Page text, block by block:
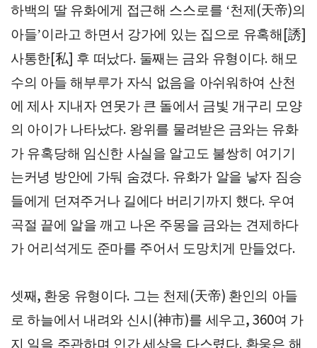
하백의 딸 유화에게 접근해 스스로를 ‘천제 (天帝)의
아들’이라고 하면서 강가에 있는 집으로 유혹해 誘
사통한 [私 후 떠났다. 둘째는 금와 유형이다.해모
수의 아들 해부루가 자식 없음을 아쉬워하여 산천
에 제사 지내자 연못가 큰 돌에서 금빛 개구리 모양
의 아이가 나타났다. 왕위를 물려받은 금와는 유화
가 유혹당해 임신한 사실을 알고도 불쌍히 여기기
는커녕 방안에 가둬 숨겼다. 유화가 알을 낳자 짐승
들에게 던져주거나 길에다 버리기까지 했다. 우여
곡절 끝에 알을 깨고 나온 주몽을 금와는 견제하다
가 어리석게도 준마를 주어서 도망치게 만들었다.
셋째, 환웅 유형이다. 그는 천제 (天帝) 환인의 아들
로 하늘에서 내려와 신시 (神市)를 세우고, 360여 가
지 일을 주관하며 인간 세상을 다스렸다. 환웅은 해